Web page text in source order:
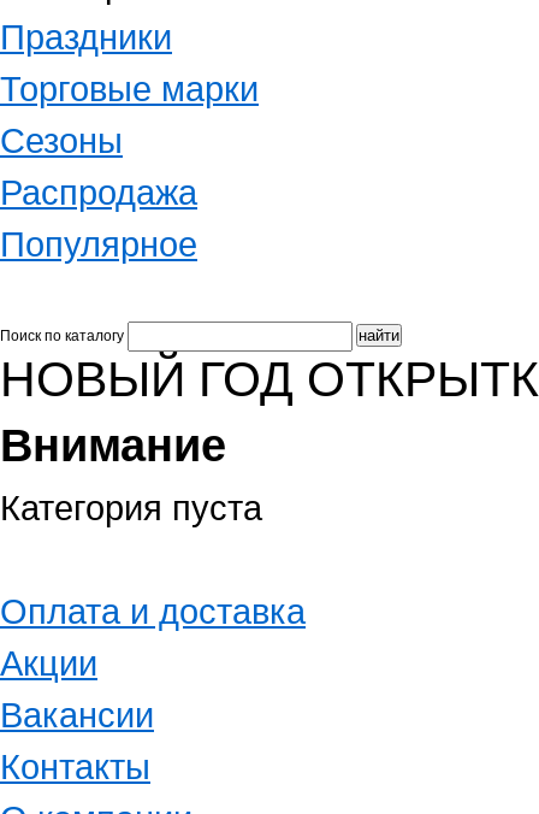
Праздники
Торговые марки
Сезоны
Распродажа
Популярное
Поиск по каталогу
НОВЫЙ ГОД
Внимание
Категория пуста
Оплата и доставка
Акции
Вакансии
Контакты